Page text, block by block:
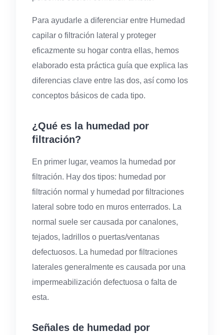
Para ayudarle a diferenciar entre Humedad
capilar o filtración lateral y proteger
eficazmente su hogar contra ellas, hemos
elaborado esta práctica guía que explica las
diferencias clave entre las dos, así como los
conceptos básicos de cada tipo.
¿Qué es la humedad por
filtración?
En primer lugar, veamos la humedad por
filtración. Hay dos tipos: humedad por
filtración normal y humedad por filtraciones
lateral sobre todo en muros enterrados. La
normal suele ser causada por canalones,
tejados, ladrillos o puertas/ventanas
defectuosos. La humedad por filtraciones
laterales generalmente es causada por una
impermeabilización defectuosa o falta de
esta.
Señales de humedad por